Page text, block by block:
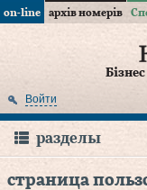
on-line архів номерів
Войти
разделы
страница